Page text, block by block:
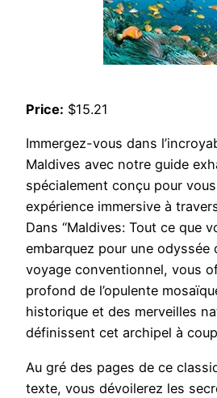
Price: $15.21
Immergez-vous dans
Maldives avec notre guide
spécialement conçu pour
expérience immersive à
Dans “Maldives: Tout ce que
embarquez pour une odyssée
voyage conventionnel, vous
profond de l’opulente
historique et des merveilles
définissent cet archipel à
Au gré des pages de ce
texte, vous dévoilerez les